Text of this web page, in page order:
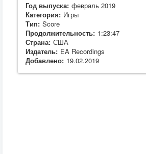
Год выпуска: февраль 2019
Категория: Игры
Тип: Score
Продолжительность: 1:23:47
Страна: США
Издатель: EA Recordings
Добавлено: 19.02.2019